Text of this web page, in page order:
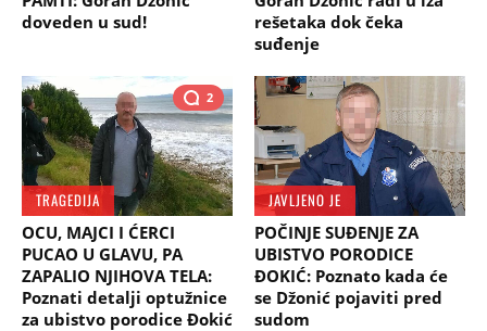
doveden u sud!
rešetaka dok čeka
suđenje
2
TRAGEDIJA
OCU, MAJCI I ĆERCI
PUCAO U GLAVU, PA
ZAPALIO NJIHOVA TELA:
Poznati detalji optužnice
za ubistvo porodice Đokić
JAVLJENO JE
POČINJE SUĐENJE ZA
UBISTVO PORODICE
ĐOKIĆ: Poznato kada će
se Džonić pojaviti pred
sudom